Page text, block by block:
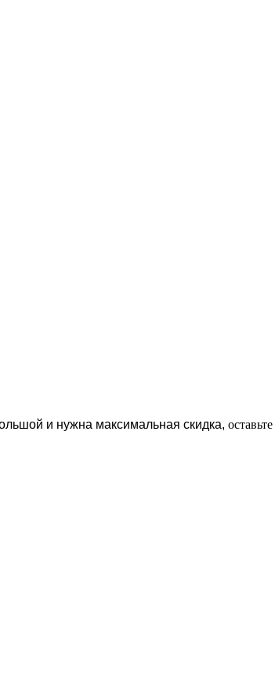
и нужна максимальная скидка, оставьте